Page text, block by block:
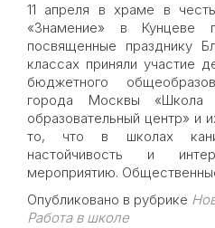
11 апреля в храме в
«Знамение» в Кунцеве
посвященные празднику
классах приняли участие
бюджетного
города Москвы
образовательный центр» и
то, что в школах
настойчивость и
мероприятию.
Опубликовано в рубрике
Работа в школе